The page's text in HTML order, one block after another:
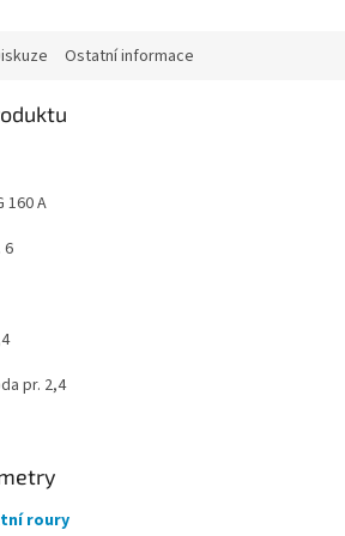
Ostatní informace
160 A
6
pr. 2,4
roury